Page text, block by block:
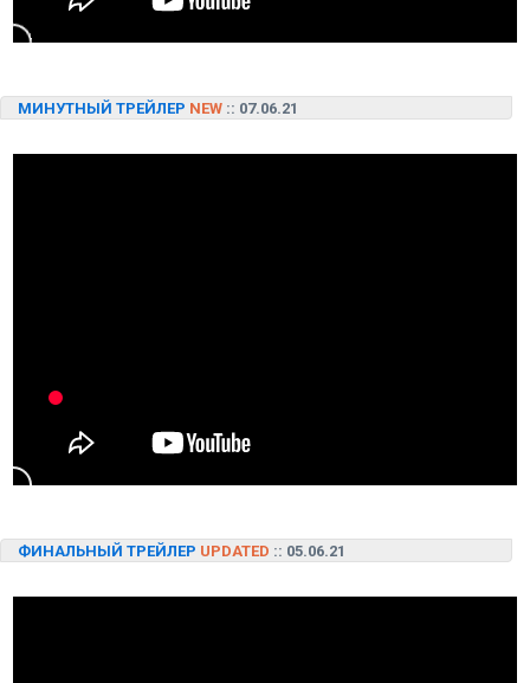
МИНУТНЫЙ ТРЕЙЛЕР NEW :: 07.06.21
ФИНАЛЬНЫЙ ТРЕЙЛЕР UPDATED :: 05.06.21